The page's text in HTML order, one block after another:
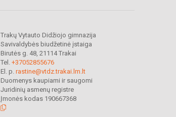
Trakų Vytauto Didžiojo gimnazija
Savivaldybės biudžetinė įstaiga
Birutės g. 48, 21114 Trakai
Tel. +37052855676
El. p. rastine@vtdz.trakai.lm.lt
Duomenys kaupiami ir saugomi
Juridinių asmenų registre
Įmonės kodas 190667368